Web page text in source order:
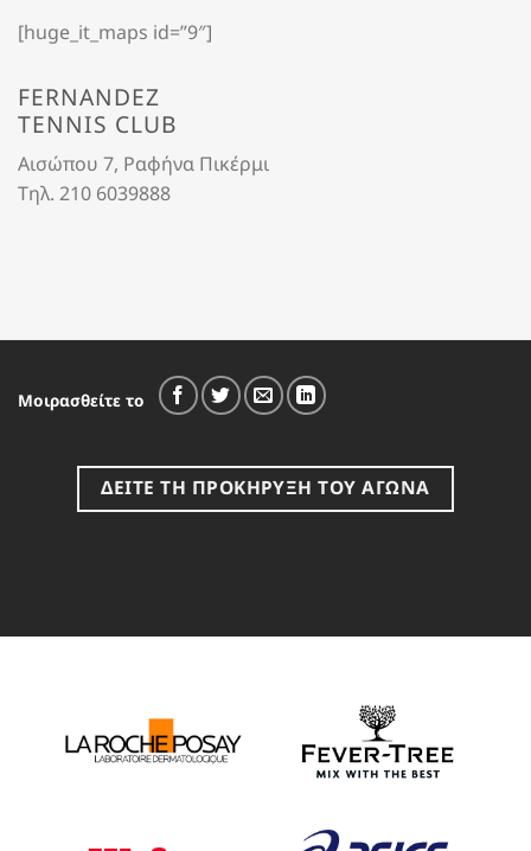
[huge_it_maps id=”9″]
FERNANDEZ
TENNIS CLUB
Αισώπου 7, Ραφήνα Πικέρμι
Tηλ. 210 6039888
Μοιρασθείτε το
ΔΕΙΤΕ ΤΗ ΠΡΟΚΗΡΥΞΗ ΤΟΥ ΑΓΩΝΑ